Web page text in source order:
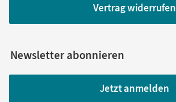
Vertrag widerrufen
Newsletter abonnieren
Jetzt anmelden